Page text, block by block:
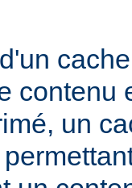
contenu
un